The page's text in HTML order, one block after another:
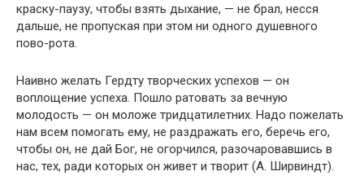
краску-паузу, чтобы взять дыхание, — не брал, несся
дальше, не пропуская при этом ни одного душевного
пово-рота.
Наивно желать Гердту творческих успехов — он
воплощение успеха. Пошло ратовать за вечную
молодость — он моложе тридцатилетних. Надо пожелать
нам всем помогать ему, не раздражать его, беречь его,
чтобы он, не дай Бог, не огорчился, разочаровавшись в
нас, тех, ради которых он живет и творит (А. Ширвиндт).